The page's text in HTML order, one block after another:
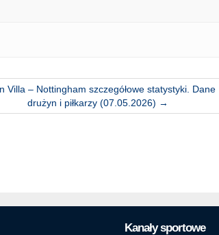
Villa – Nottingham szczegółowe statystyki. Dane
drużyn i piłkarzy (07.05.2026) →
Kanały sportowe